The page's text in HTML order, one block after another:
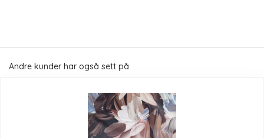
Andre kunder har også sett på